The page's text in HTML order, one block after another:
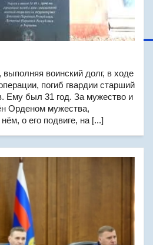
выполняя воинский долг, в ходе
погиб гвардии старший
Ему был 31 год. За мужество и
Орденом мужества,
о его подвиге, на [...]